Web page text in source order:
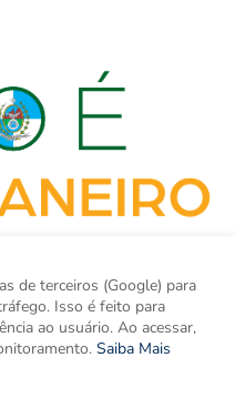
notícias do Rio de Janeiro e
de terceiros (Google) para
Isso é feito para
ao usuário. Ao acessar,
Saiba Mais